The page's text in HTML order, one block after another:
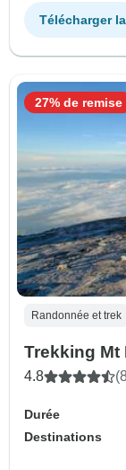
Télécharger
Randonnée et trek
Trekking Mt
4.8
Durée
Destinations
27% de remise